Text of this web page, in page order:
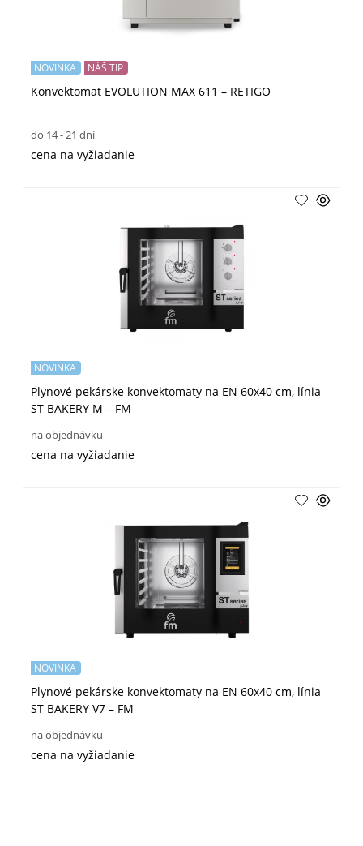
Konvektomat EVOLUTION MAX 611 – RETIGO
NOVINKA NÁŠ TIP
do 14 - 21 dní
cena na vyžiadanie
Plynové pekárske konvektomaty na EN 60x40 cm, línia
ST BAKERY M – FM
NOVINKA
na objednávku
cena na vyžiadanie
Plynové pekárske konvektomaty na EN 60x40 cm, línia
ST BAKERY V7 – FM
NOVINKA
na objednávku
cena na vyžiadanie